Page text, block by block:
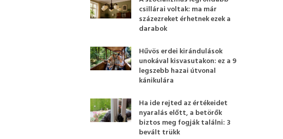
csillárai voltak: ma már
százezreket érhetnek ezek a
darabok
Hűvös erdei kirándulások
unokával kisvasutakon: ez a 9
legszebb hazai útvonal
kánikulára
Ha ide rejted az értékeidet
nyaralás előtt, a betörők
biztos meg fogják találni: 3
bevált trükk